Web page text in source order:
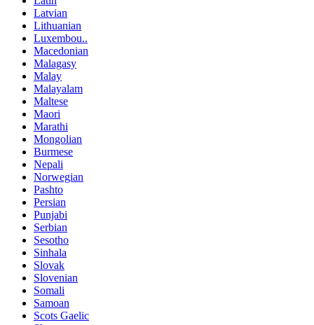
Latvian
Lithuanian
Luxembou..
Macedonian
Malagasy
Malay
Malayalam
Maltese
Maori
Marathi
Mongolian
Burmese
Nepali
Norwegian
Pashto
Persian
Punjabi
Serbian
Sesotho
Sinhala
Slovak
Slovenian
Somali
Samoan
Scots Gaelic